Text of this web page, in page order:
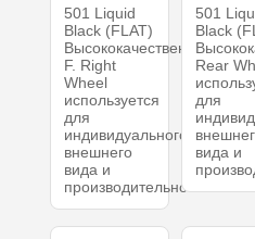
501 Liquid
Black (FLAT)
Высококачественный
F. Right
Wheel
используется
для
индивидуального
внешнего
вида и
производительности.
501
Black
Rear
для
вида и